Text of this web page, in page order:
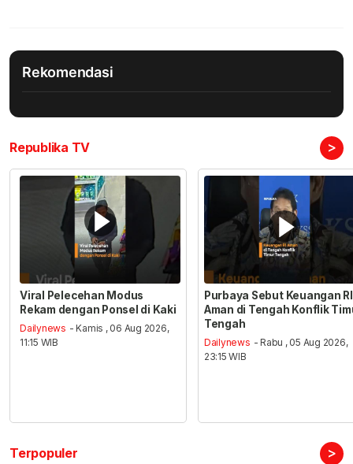
Rekomendasi
Republika TV >
Viral Pelecehan Modus
Rekam dengan Ponsel di Kaki
Dailynews - Kamis , 06 Aug 2026,
11:15 WIB
Purbaya Sebut Keuangan RI
Aman di Tengah Konflik
Tengah
Dailynews - Rabu , 05 Aug 2026,
23:15 WIB
Terpopuler >